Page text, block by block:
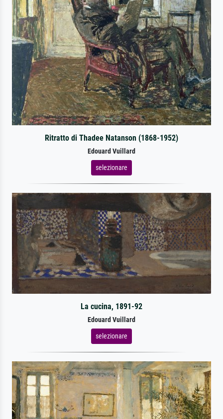
Ritratto di Thadee Natanson (1868-1952)
Edouard Vuillard
selezionare
La cucina, 1891-92
Edouard Vuillard
selezionare